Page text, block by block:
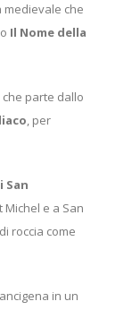
medievale che
Il Nome della
che parte dallo
, per
San
e a San
roccia come
in un